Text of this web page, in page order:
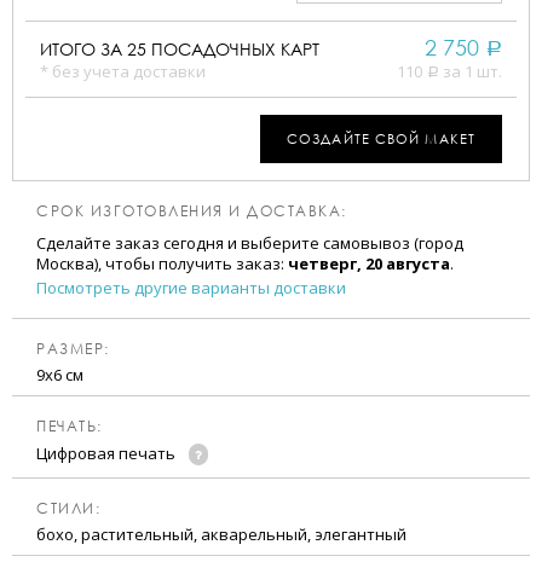
ИТОГО ЗА 25 ПОСАДОЧНЫХ КАРТ
* без учета доставки
2 750 a
110 a за 1 шт.
СОЗДАЙТЕ СВОЙ МАКЕТ
СРОК ИЗГОТОВЛЕНИЯ И ДОСТАВКА:
Сделайте заказ сегодня и выберите самовывоз (город
Москва), чтобы получить заказ: четверг, 20 августа.
Посмотреть другие варианты доставки
РАЗМЕР:
9х6 см
ПЕЧАТЬ:
Цифровая печать
CТИЛИ:
бохо, растительный, акварельный, элегантный